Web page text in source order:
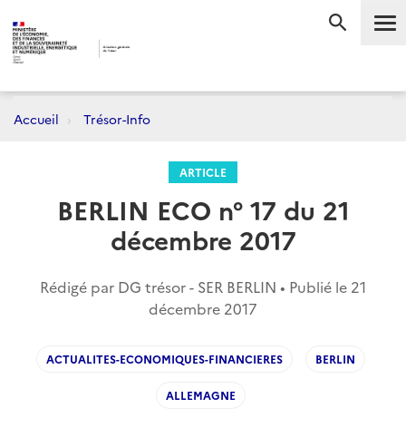
Accueil Trésor-Info
ARTICLE
BERLIN ECO n° 17 du 21
décembre 2017
Rédigé par DG trésor - SER BERLIN • Publié le 21
décembre 2017
ACTUALITES-ECONOMIQUES-FINANCIERES BERLIN
ALLEMAGNE